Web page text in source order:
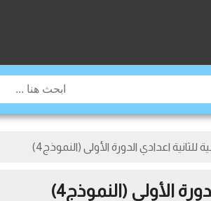
اعدادي الدورة الأولى (النموذج4)
الأولى (النموذج4)